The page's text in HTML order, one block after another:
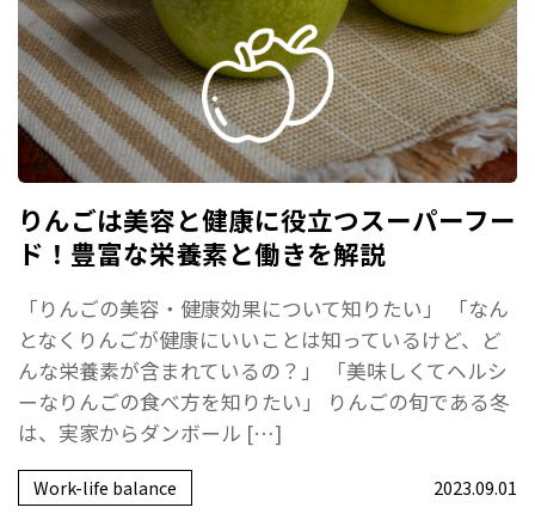
りんごは美容と健康に役立つスーパーフー
ド！豊富な栄養素と働きを解説
「りんごの美容・健康効果について知りたい」 「なん
となくりんごが健康にいいことは知っているけど、ど
んな栄養素が含まれているの？」 「美味しくてヘルシ
ーなりんごの食べ方を知りたい」 りんごの旬である冬
は、実家からダンボール […]
Work-life balance 2023.09.01